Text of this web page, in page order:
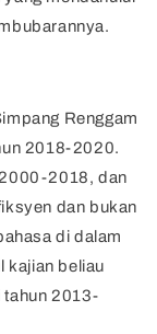
Renggam
2018-2020.
2018, dan
dan bukan
di dalam
kajian beliau
tahun 2013-